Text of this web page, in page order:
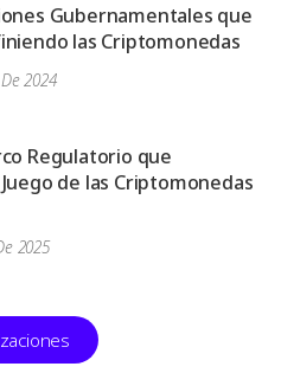
Gubernamentales que
las Criptomonedas
2024
Regulatorio que
de las Criptomonedas
2025